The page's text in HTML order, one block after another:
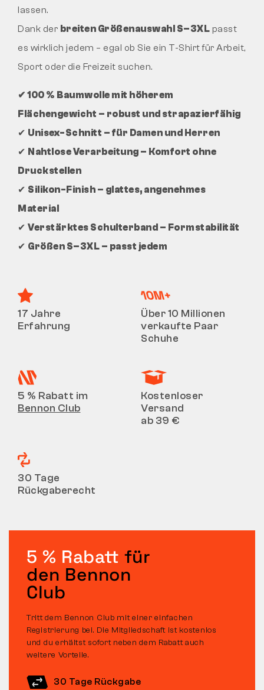
lassen.
Dank der breiten Größenauswahl S–3XL passt
es wirklich jedem – egal ob Sie ein T-Shirt für Arbeit,
Sport oder die Freizeit suchen.
✔ 100 % Baumwolle mit höherem
Flächengewicht – robust und strapazierfähig
✔ Unisex-Schnitt – für Damen und Herren
✔ Nahtlose Verarbeitung – Komfort ohne
Druckstellen
✔ Silikon-Finish – glattes, angenehmes
Material
✔ Verstärktes Schulterband – Formstabilität
✔ Größen S–3XL – passt jedem
17 Jahre
Erfahrung
Über 10 Millionen
verkaufte Paar
Schuhe
5 % Rabatt im
Bennon Club
Kostenloser
Versand
ab 39 €
30 Tage
Rückgaberecht
5 % Rabatt für
den Bennon
Club
Tritt dem Bennon Club mit einer einfachen
Registrierung bei. Die Mitgliedschaft ist kostenlos
und du erhältst sofort neben dem Rabatt auch
weitere Vorteile.
30 Tage Rückgabe